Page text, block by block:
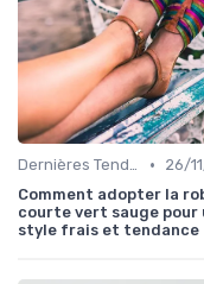
Dernières Tendances de Mode •
26/
Comment adopter la
courte vert sauge pour
style frais et tendance